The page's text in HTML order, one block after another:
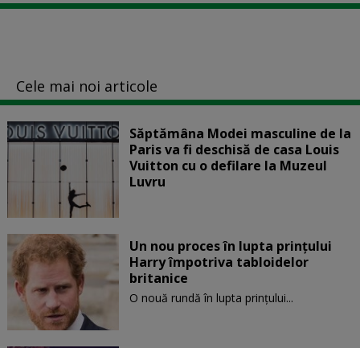
Cele mai noi articole
Săptămâna Modei masculine de la
Paris va fi deschisă de casa Louis
Vuitton cu o defilare la Muzeul
Luvru
Un nou proces în lupta prinţului
Harry împotriva tabloidelor
britanice
O nouă rundă în lupta prinţului...